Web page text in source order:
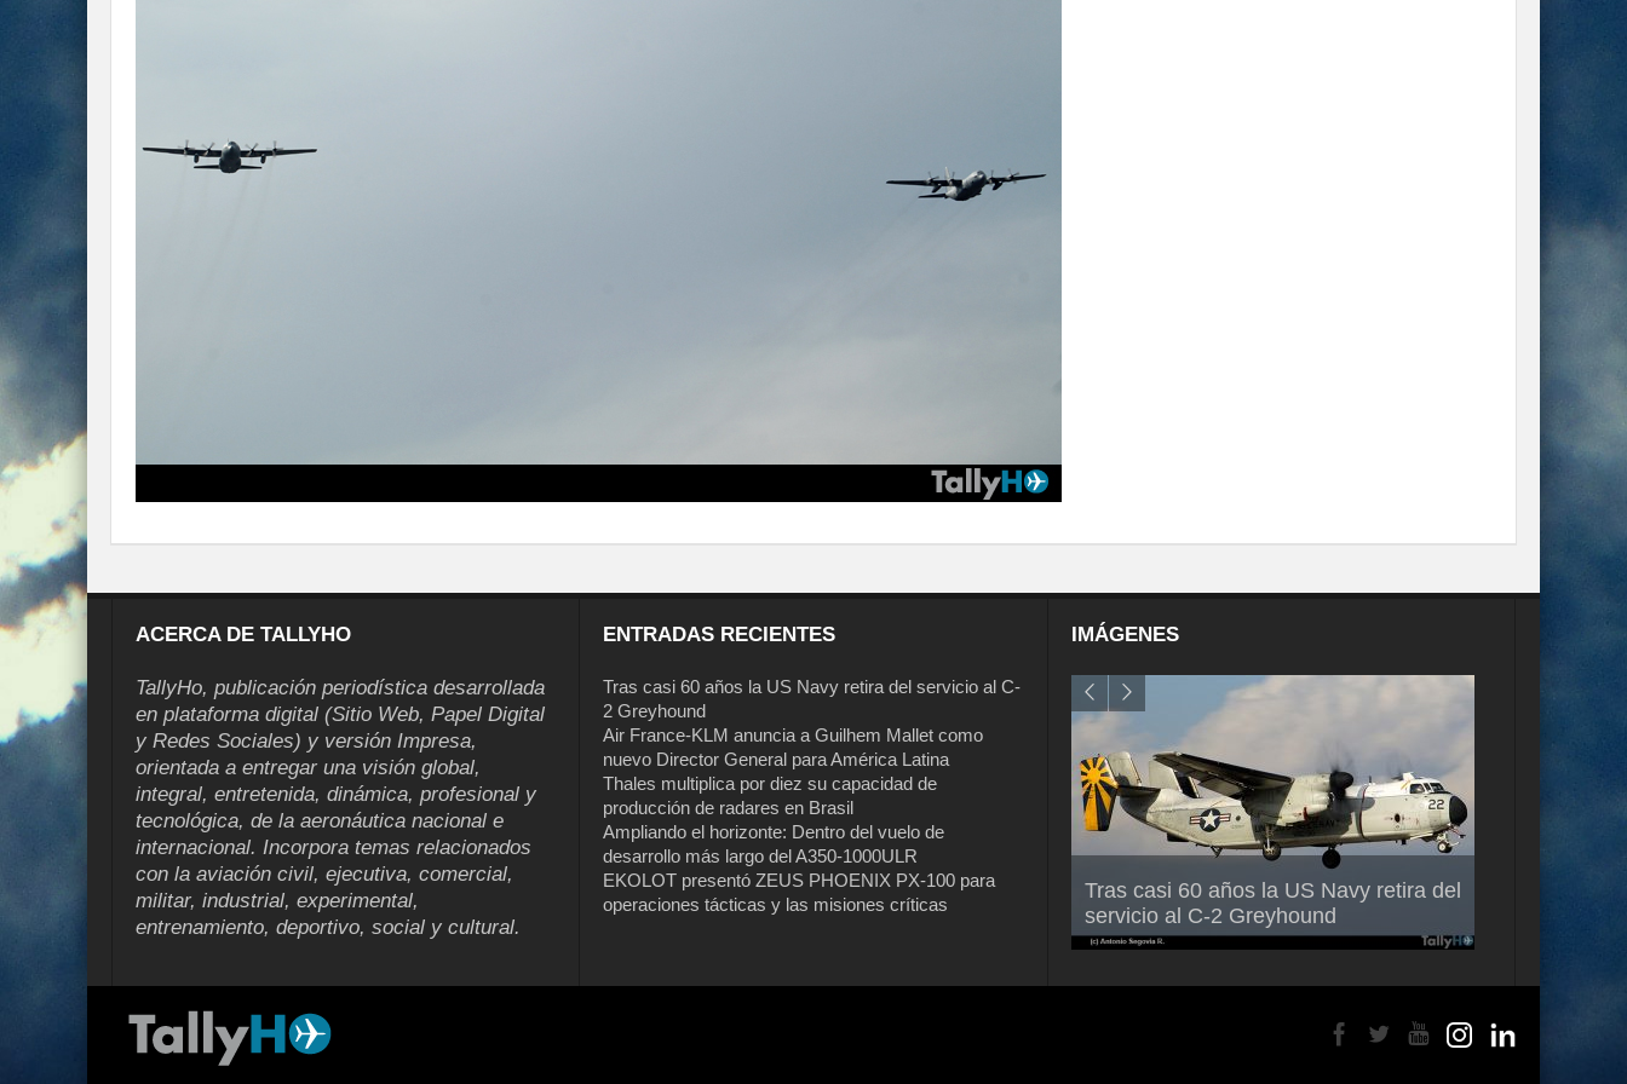
ACERCA DE TALLYHO
TallyHo, publicación periodística desarrollada
en plataforma digital (Sitio Web, Papel Digital
y Redes Sociales) y versión Impresa,
orientada a entregar una visión global,
integral, entretenida, dinámica, profesional y
tecnológica, de la aeronáutica nacional e
internacional. Incorpora temas relacionados
con la aviación civil, ejecutiva, comercial,
militar, industrial, experimental,
entrenamiento, deportivo, social y cultural.
ENTRADAS RECIENTES
Tras casi 60 años la US Navy retira del servicio al C-
2 Greyhound
Air France-KLM anuncia a Guilhem Mallet como
nuevo Director General para América Latina
Thales multiplica por diez su capacidad de
producción de radares en Brasil
Ampliando el horizonte: Dentro del vuelo de
desarrollo más largo del A350-1000ULR
EKOLOT presentó ZEUS PHOENIX PX-100 para
operaciones tácticas y las misiones críticas
IMÁGENES
Tras casi 60 años la US Navy retira del
servicio al C-2 Greyhound
Air France-KLM anuncia a Guilhem
Mallet como nuevo Director General
para América Latina